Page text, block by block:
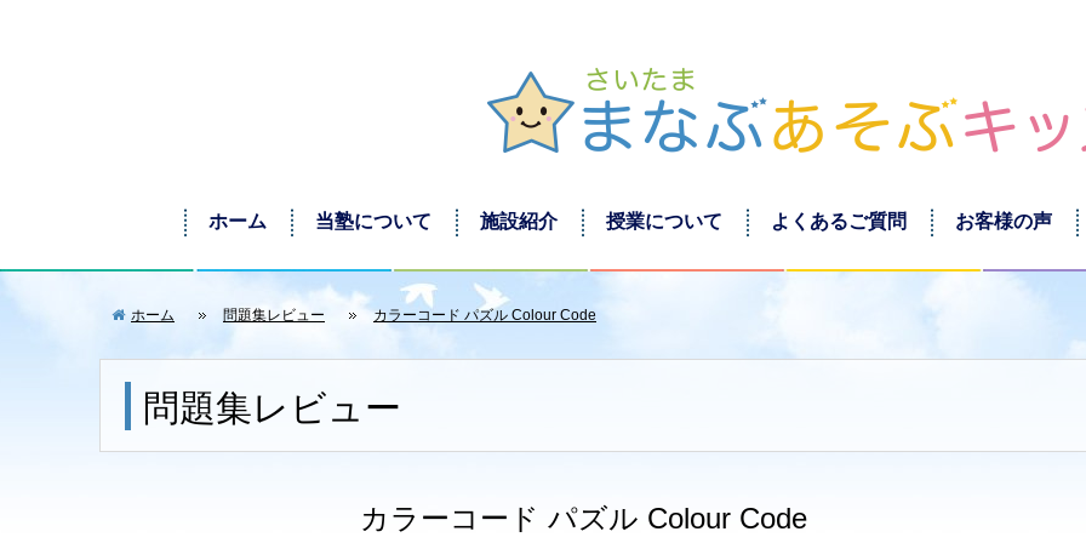
ホーム 当塾について 施設紹介 授業について よくあるご質問 お客様の声
ホーム 問題集レビュー カラーコード パズル Colour Code
問題集レビュー
カラーコード パズル Colour Code